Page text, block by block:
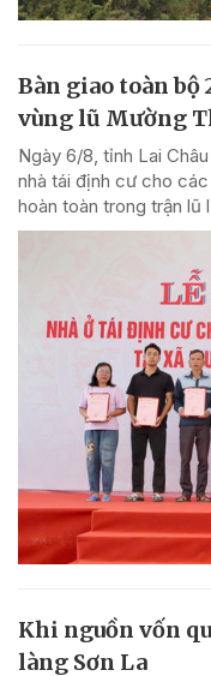
Bàn giao toàn bộ
vùng lũ Mường
Ngày 6/8, tỉnh Lai
nhà tái định cư cho
hoàn toàn trong trận lũ
Khi nguồn vốn
làng Sơn La